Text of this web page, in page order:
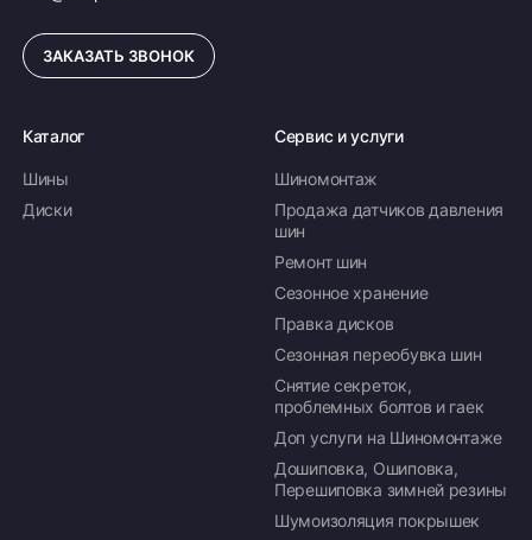
ЗАКАЗАТЬ ЗВОНОК
Каталог
Шины
Диски
Сервис и услуги
Шиномонтаж
Продажа датчиков давления
шин
Ремонт шин
Сезонное хранение
Правка дисков
Сезонная переобувка шин
Снятие секреток,
проблемных болтов и гаек
Доп услуги на Шиномонтаже
Дошиповка, Ошиповка,
Перешиповка зимней резины
Шумоизоляция покрышек